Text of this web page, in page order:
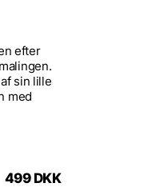
efter
sin lille
med
499 DKK